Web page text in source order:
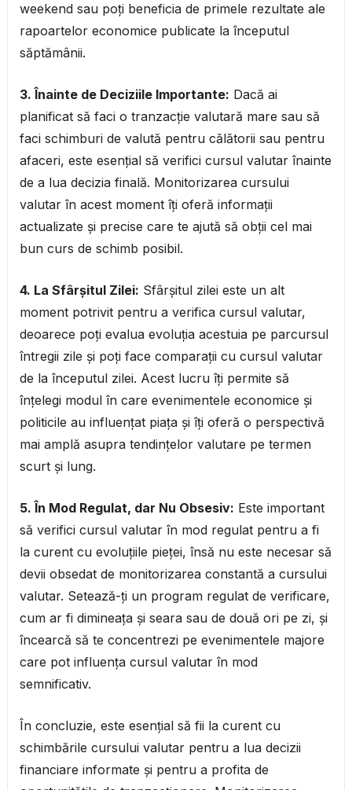
weekend sau poți beneficia de primele rezultate ale
rapoartelor economice publicate la începutul
săptămânii.
3. Înainte de Deciziile Importante: Dacă ai
planificat să faci o tranzacție valutară mare sau să
faci schimburi de valută pentru călătorii sau pentru
afaceri, este esențial să verifici cursul valutar înainte
de a lua decizia finală. Monitorizarea cursului
valutar în acest moment îți oferă informații
actualizate și precise care te ajută să obții cel mai
bun curs de schimb posibil.
4. La Sfârșitul Zilei: Sfârșitul zilei este un alt
moment potrivit pentru a verifica cursul valutar,
deoarece poți evalua evoluția acestuia pe parcursul
întregii zile și poți face comparații cu cursul valutar
de la începutul zilei. Acest lucru îți permite să
înțelegi modul în care evenimentele economice și
politicile au influențat piața și îți oferă o perspectivă
mai amplă asupra tendințelor valutare pe termen
scurt și lung.
5. În Mod Regulat, dar Nu Obsesiv: Este important
să verifici cursul valutar în mod regulat pentru a fi
la curent cu evoluțiile pieței, însă nu este necesar să
devii obsedat de monitorizarea constantă a cursului
valutar. Setează-ți un program regulat de verificare,
cum ar fi dimineața și seara sau de două ori pe zi, și
încearcă să te concentrezi pe evenimentele majore
care pot influența cursul valutar în mod
semnificativ.
În concluzie, este esențial să fii la curent cu
schimbările cursului valutar pentru a lua decizii
financiare informate și pentru a profita de